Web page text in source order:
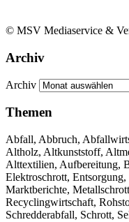
© MSV Mediaservice &
Archiv
Archiv
Themen
Abfall, Abbruch,
Altholz, Altkunststoff,
Alttextilien, Aufbereitung,
Elektroschrott,
Marktberichte,
Recyclingwirtschaft,
Schredderabfall, Schrott,